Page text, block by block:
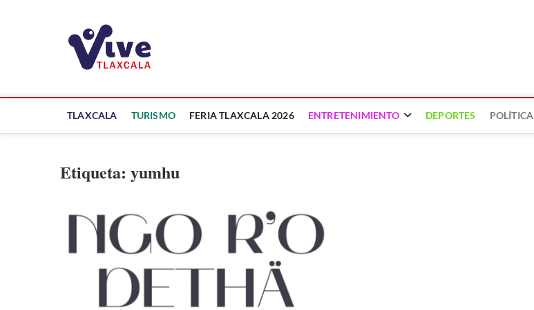
TLAXCALA TURISMO FERIA TLAXCALA 2026 ENTRETENIMIENTO DEPORTES POLÍTICA
Etiqueta: yumhu